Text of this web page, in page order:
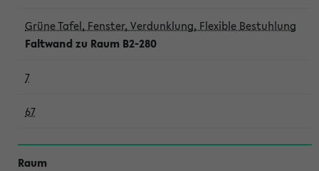
Grüne Tafel, Fenster, Verdunklung, Flexible Bestuhlung
Faltwand zu Raum B2-280
7
67